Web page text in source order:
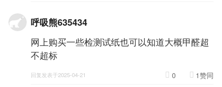
呼吸熊635434
网上购买一些检测试纸也可以知道大概甲醛超
不超标
回复发表于2025-04-21 0 1赞同